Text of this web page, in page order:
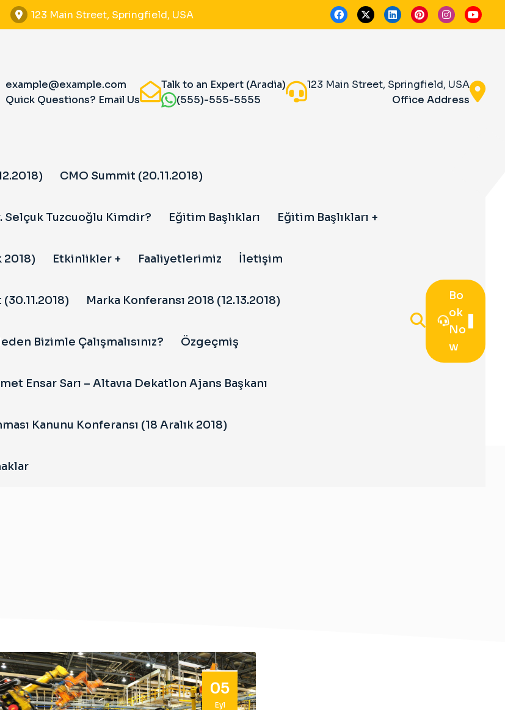
123 Main Street, Springfield, USA
example@example.com
Quick Questions? Email Us
Talk to an Expert (Aradia)
(555)-555-5555
123 Main Street, Springfield, USA
Office Address
CMO Summit (20.11.2018)
Selçuk Tuzcuoğlu Kimdir? Eğitim Başlıkları Eğitim Başlıkları
2018) Etkinlikler Faaliyetlerimiz İletişim
Marka Konferansı 2018 (12.13.2018)
Bizimle Çalışmalısınız? Özgeçmiş
Ensar Sarı – Altavıa Dekatlon Ajans Başkanı
Kanunu Konferansı (18 Aralık 2018)
Bo
Ok
No
W
05
Eyl